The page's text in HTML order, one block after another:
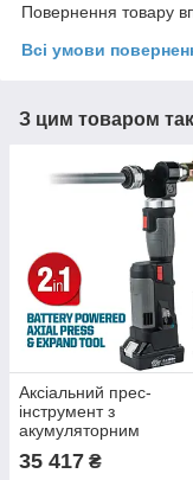
Повернення товару
Всі умови
З цим товаром
Аксіальний прес-
інструмент з
акумуляторним
живленням PZ-1240PE
SHTOK.
35 417 ₴